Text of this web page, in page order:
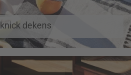
dekens